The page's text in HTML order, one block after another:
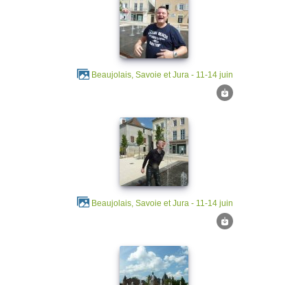
Beaujolais, Savoie et Jura - 11-14 juin
Beaujolais, Savoie et Jura - 11-14 juin